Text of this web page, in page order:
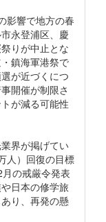
影響で地方の春
永登浦区、慶
りが中止とな
鎮海軍港祭で
が近づくにつ
開催が制限さ
が減る可能性
界が掲げてい
人）回復の目標
の戒厳令発表
日本の修学旅
り、再発の懸